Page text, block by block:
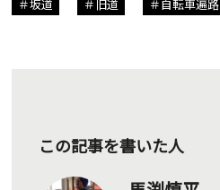
坂道 旧道 自転車遍路
この記事を書いた人